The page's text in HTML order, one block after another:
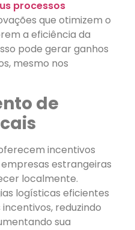
processos
que otimizem o
a eficiência da
pode gerar ganhos
mesmo nos
de
incentivos
estrangeiras
localmente.
logísticas eficientes
reduzindo
sua